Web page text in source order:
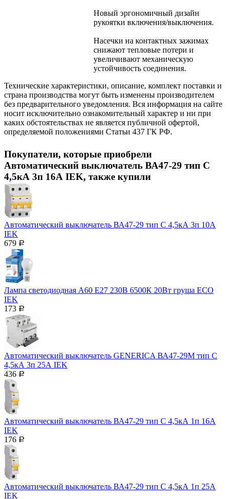
Новый эргономичный дизайн
рукоятки включения/выключения.
Насечки на контактных зажимах
снижают тепловые потери и
увеличивают механическую
устойчивость соединения.
Технические характеристики, описание, комплект поставки и
страна производства могут быть изменены производителем
без предварительного уведомления. Вся информация на сайте
носит исключительно ознакомительный характер и ни при
каких обстоятельствах не является публичной офертой,
определяемой положениями Статьи 437 ГК РФ.
Покупатели, которые приобрели
Автоматический выключатель ВА47-29 тип С
4,5кА 3п 16А IEK, также купили
Автоматический выключатель ВА47-29 тип С 4,5кА 3п 10А
IEK
679 Р
Лампа светодиодная A60 Е27 230В 6500К 20Вт груша ECO
IEK
173 Р
Автоматический выключатель GENERICA ВА47-29М тип С
4,5кА 3п 25А IEK
436 Р
Автоматический выключатель ВА47-29 тип С 4,5кА 1п 16А
IEK
176 Р
Автоматический выключатель ВА47-29 тип С 4,5кА 1п 25А
IEK